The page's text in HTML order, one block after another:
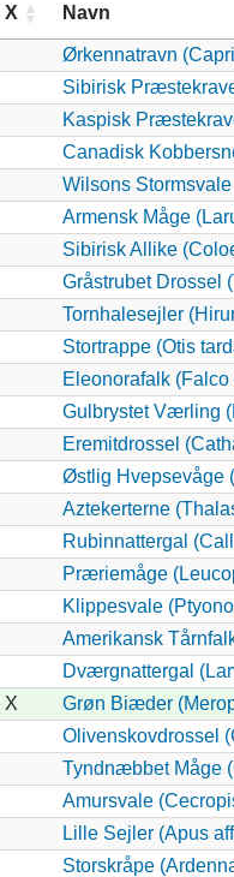
X Navn
Ørkennatravn
Sibirisk
Kaspisk
Canadisk
Wilsons
Armensk Måge
Sibirisk Allike
Gråstrubet Drossel
Tornhalesejler
Stortrappe (Otis
Eleonorafalk
Gulbrystet Værling
Eremitdrossel
Østlig Hvepsevåge
Aztekerterne
Rubinnattergal
Præriemåge
Klippesvale
Amerikansk
Dværgnattergal
X Grøn Biæder
Olivenskovdrossel
Tyndnæbbet Måge
Amursvale
Lille Sejler (Apus
Storskråpe